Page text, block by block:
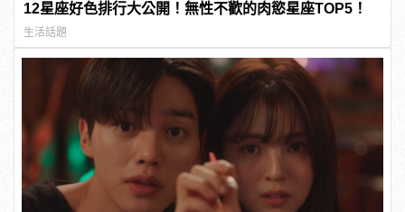
12星座好色排行大公開！無性不歡的肉慾星座TOP5！
生活話題